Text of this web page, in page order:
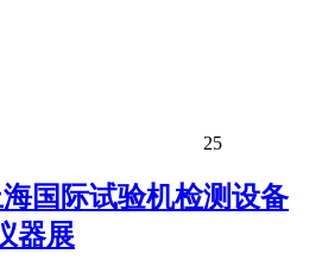
25
海国际试验机检测设备
器展